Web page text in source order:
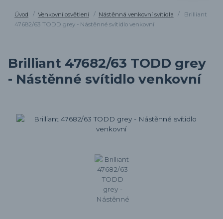
Úvod Venkovní osvětlení Nástěnná venkovní svítidla
Brilliant
47682/63 TODD grey - Nástěnné svítidlo venkovní
Brilliant 47682/63 TODD grey
- Nástěnné svítidlo venkovní